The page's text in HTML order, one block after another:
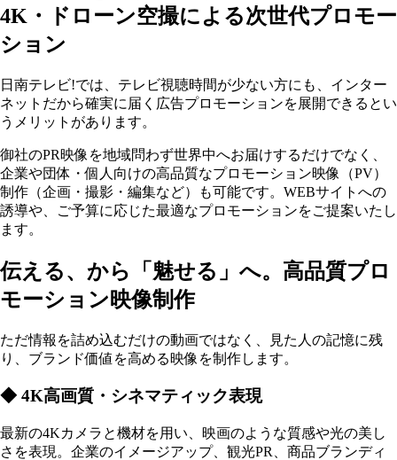
4K・ドローン空撮による次世代プロモー
ション
日南テレビ!では、テレビ視聴時間が少ない方にも、インター
ネットだから確実に届く広告プロモーションを展開できるとい
うメリットがあります。
御社のPR映像を地域問わず世界中へお届けするだけでなく、
企業や団体・個人向けの高品質なプロモーション映像（PV）
制作（企画・撮影・編集など）も可能です。WEBサイトへの
誘導や、ご予算に応じた最適なプロモーションをご提案いたし
ます。
伝える、から「魅せる」へ。高品質プロ
モーション映像制作
ただ情報を詰め込むだけの動画ではなく、見た人の記憶に残
り、ブランド価値を高める映像を制作します。
◆ 4K高画質・シネマティック表現
最新の4Kカメラと機材を用い、映画のような質感や光の美し
さを表現。企業のイメージアップ、観光PR、商品ブランディ